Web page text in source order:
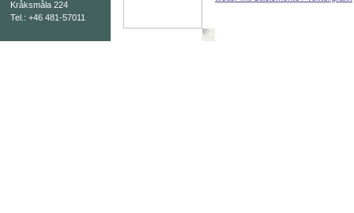
Kråksmåla 224
Tel.: +46 481-57011